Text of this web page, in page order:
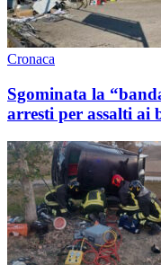
Cronaca
Sgominata la
arresti per assalti ai